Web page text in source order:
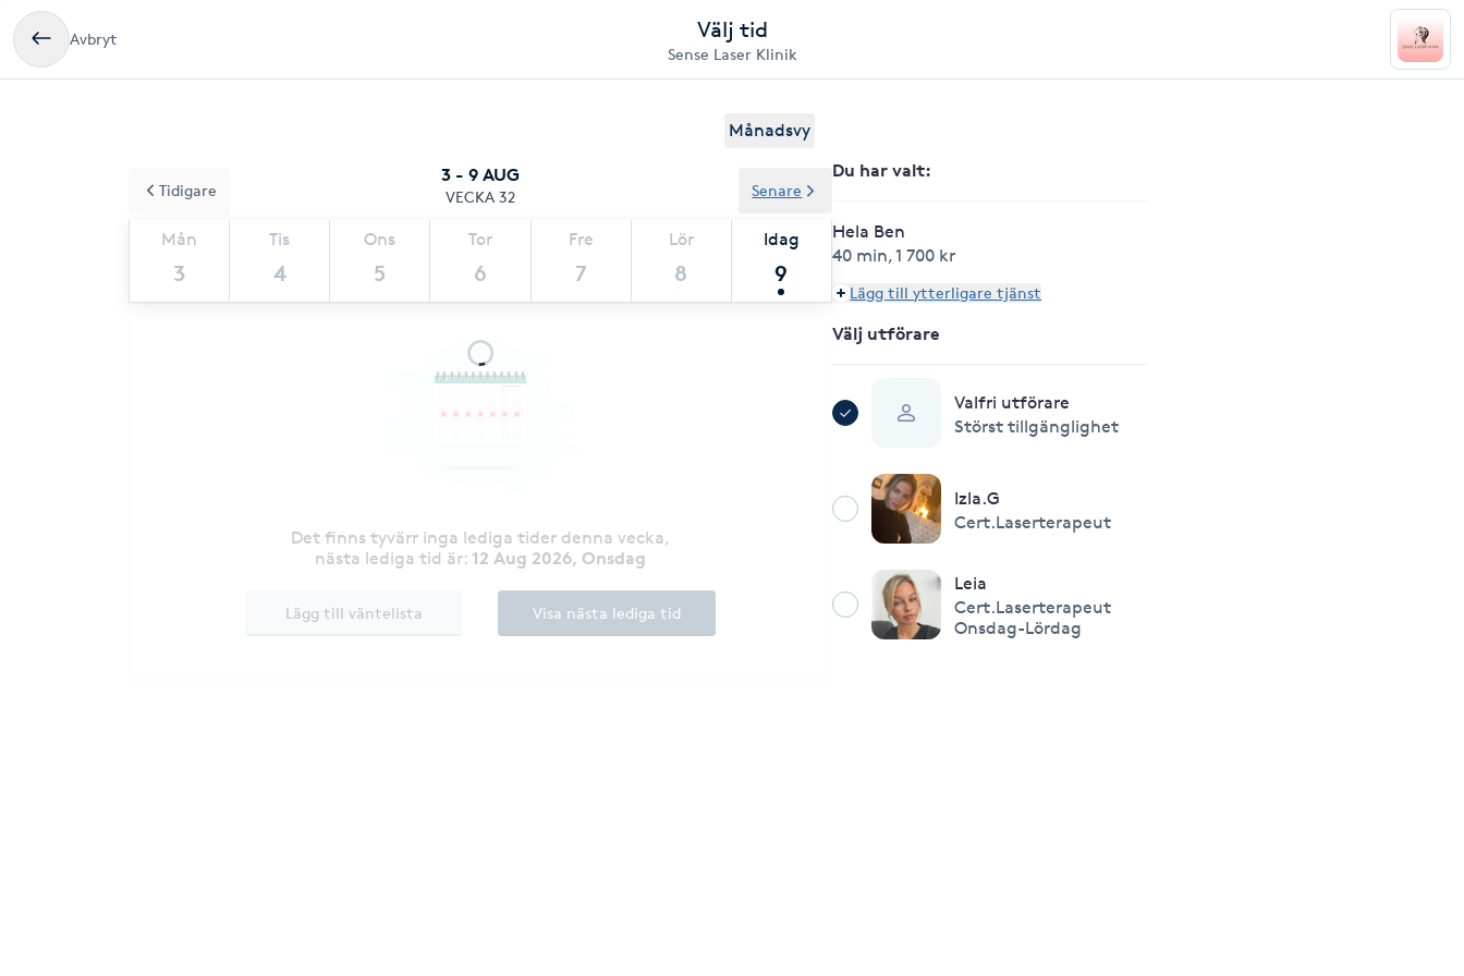
Avbryt Välj tid
Sense Laser Klinik
Månadsvy
3 - 9 AUG
VECKA 32
Mån
3
Tis
4
Ons
5
Tor
6
Fre
7
Lör
8
Idag
9
Tidigare Senare
Det finns tyvärr inga lediga tider denna vecka,
nästa lediga tid är: 12 Aug 2026, Onsdag
Lägg till väntelista Visa nästa lediga tid
Du har valt:
Hela Ben
40 min,1 700 kr
Lägg till ytterligare tjänst
Välj utförare
Valfri utförare
Störst tillgänglighet
Izla.G
Cert.Laserterapeut
Leia
Cert.Laserterapeut
Onsdag-Lördag